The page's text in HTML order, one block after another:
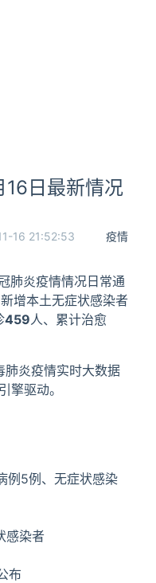
日最新情况
疫情
16 21:52:53
肺炎疫情情况日常通
增本土无症状感染者
459人、累计治愈
肺炎疫情实时大数据
擎驱动。
例5例、无症状感染
感染者
布